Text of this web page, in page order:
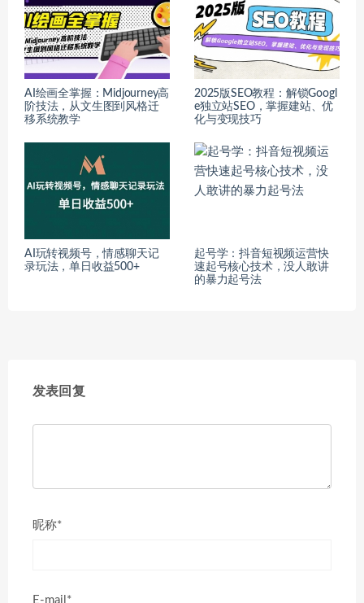
AI绘画全掌握：Midjourney高
阶技法，从文生图到风格迁
移系统教学
2025版SEO教程：解锁Googl
e独立站SEO，掌握建站、优
化与变现技巧
AI玩转视频号，情感聊天记
录玩法，单日收益500+
起号学：抖音短视频运营快
速起号核心技术，没人敢讲
的暴力起号法
发表回复
昵称*
E-mail*